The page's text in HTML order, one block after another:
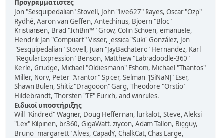
Προγραμματιστές
Jon "Sesquipedalian" Stovell, John "live627" Rayes, Oscar "Ozp"
Rydhé, Aaron van Geffen, Antechinus, Bjoern "Bloc"
Kristiansen, Brad "IchBin™" Grow, Colin Schoen, emanuele,
Hendrik Jan "Compuart" Visser, Jessica "Suki" González, Jon
"Sesquipedalian" Stovell, Juan "JayBachatero" Hernandez, Karl
"RegularExpression" Benson, Matthew "Labradoodle-360"
Kerle, Grudge, Michael "Oldiesmann" Eshom, Michael "Thantos"
Miller, Norv, Peter "Arantor" Spicer, Selman "[SiNaN]" Eser,
Shawn Bulen, Shitiz "Dragooon" Garg, Theodore "Orstio"
Hildebrandt, Thorsten "TE" Eurich, and winrules.
Ειδικοί υποστήριξης
Will "Kindred" Wagner, Doug Heffernan, lurkalot, Steve, Aleksi
"Lex" Kilpinen, br360, GigaWatt, ziycon, Adam Tallon, Bigguy,
Bruno "margarett" Alves, CapadY, ChalkCat, Chas Large,